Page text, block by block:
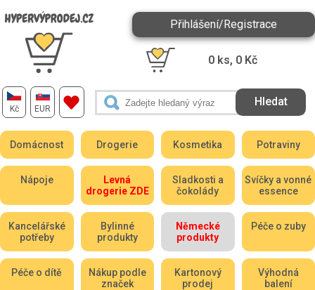
Kč EUR
Přihlášení/Registrace
0 ks, 0 Kč
Domácnost Drogerie Kosmetika Potraviny
Nápoje
Levná
drogerie ZDE
Sladkosti a
čokolády
Svíčky a vonné
essence
Kancelářské
potřeby
Bylinné
produkty
Německé
produkty
Péče o zuby
Péče o dítě
Nákup podle
značek
Kartonový
prodej
Výhodná
balení